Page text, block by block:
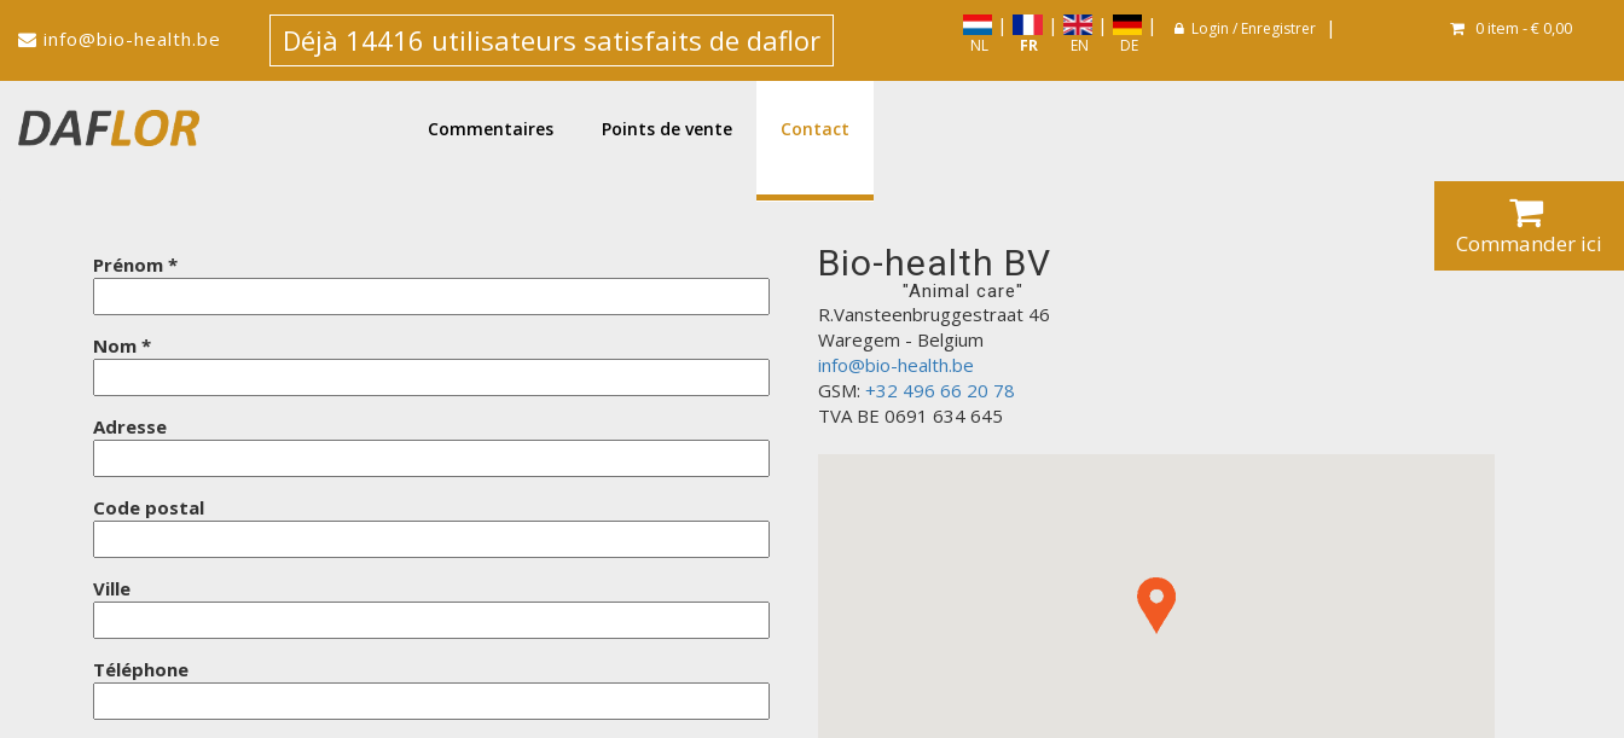
Commander ici
info@bio-health.be Déjà 14416 utilisateurs satisfaits de daflor 0item -€ 0,00
NL
|
FR
|
EN
|
DE
| Login / Enregistrer |
Commentaires Points de vente Contact
Prénom *
Nom *
Adresse
Code postal
Ville
Téléphone
Bio-health BV
"Animal care"
R.Vansteenbruggestraat 46
Waregem - Belgium
info@bio-health.be
GSM: +32 496 66 20 78
TVA BE 0691 634 645